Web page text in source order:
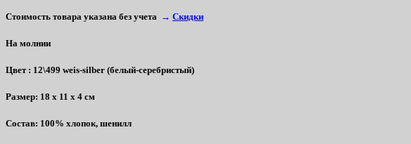
Стоимость товара указана без учета → Скидки
На молнии
Цвет : 12\499 weis-silber (белый-серебристый)
Размер: 18 x 11 x 4 см
Состав: 100% хлопок, шенилл